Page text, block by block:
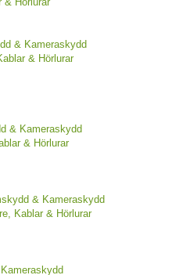
& Kameraskydd
& Hörlurar
& Kameraskydd
& Hörlurar
& Kameraskydd
Kablar & Hörlurar